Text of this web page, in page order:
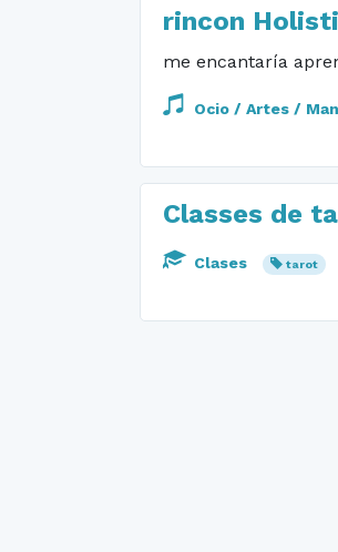
rincon
me encantaría
Ocio / Artes /
Classes de
Clases tarot